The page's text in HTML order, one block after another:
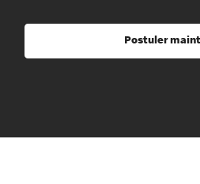
Postuler